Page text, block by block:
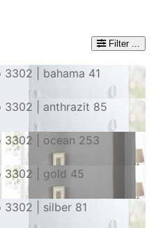
Filter
3302 | bahama 41
3302 | anthrazit 85
3302 | ocean 253
3302 | gold 45
3302 | silber 81